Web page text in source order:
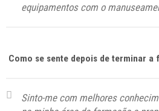
equipamentos com o
Como se sente depois de terminar a
Sinto-me com melhores